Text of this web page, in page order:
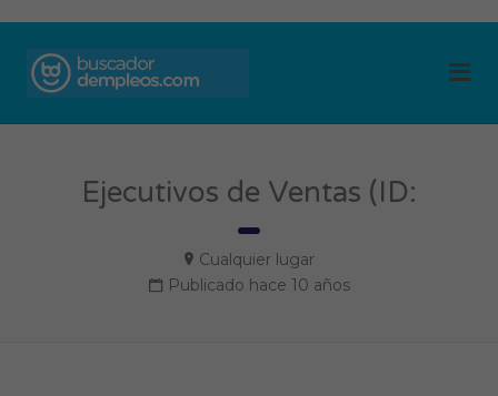
Ejecutivos de Ventas (ID:
Cualquier lugar
Publicado hace 10 años